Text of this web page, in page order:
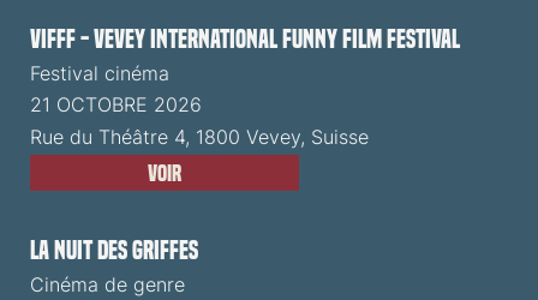
VIFFF - Vevey International Funny Film Festival
Festival cinéma
21 OCTOBRE 2026
Rue du Théâtre 4, 1800 Vevey, Suisse
Voir
La Nuit des Griffes
Cinéma de genre